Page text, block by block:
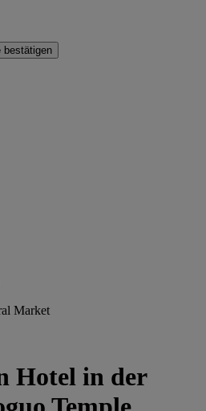
bestätigen
Market
Hotel in der